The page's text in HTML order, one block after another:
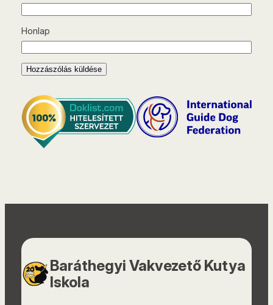
Honlap
Baráthegyi Vakvezető Kutya
Iskola